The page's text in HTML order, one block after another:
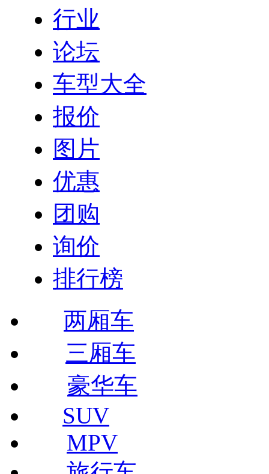
行业
论坛
车型大全
报价
图片
优惠
团购
询价
排行榜
两厢车
三厢车
豪华车
SUV
MPV